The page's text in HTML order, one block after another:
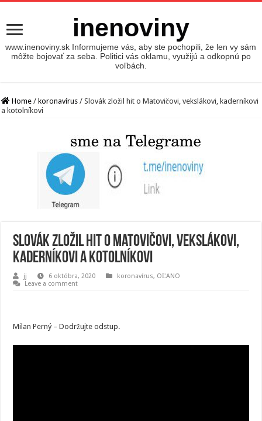
inenoviny
www.inenoviny.sk Informujeme vás, aby ste pochopili, že len vy sám
môžte bojovať za seba. Politici vás oklamu, využijú a odkopnú po
voľbách.
Home / koronavírus / Slovák zložil hit o Matovičovi, vekslákovi, kaderníkovi
a kotolníkovi
Slovák zložil hit o Matovičovi, vekslákovi,
kaderníkovi a kotolníkovi
jj 6 októbra, 2020 koronavírus, OĽANO
Leave a comment
Milan Perný – Dodržujte odstup.